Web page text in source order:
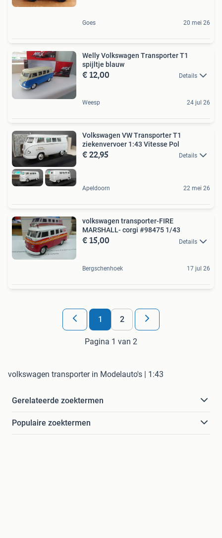
Goes 20 mei 26
Welly Volkswagen Transporter T1
spijltje blauw
€ 12,00 Details
Weesp 24 jul 26
Volkswagen VW Transporter T1
ziekenvervoer 1:43 Vitesse Pol
€ 22,95 Details
Apeldoorn 22 mei 26
volkswagen transporter-FIRE
MARSHALL- corgi #98475 1/43
€ 15,00 Details
Bergschenhoek 17 jul 26
1 2
Pagina 1 van 2
volkswagen transporter in Modelauto's | 1:43
Gerelateerde zoektermen
Populaire zoektermen